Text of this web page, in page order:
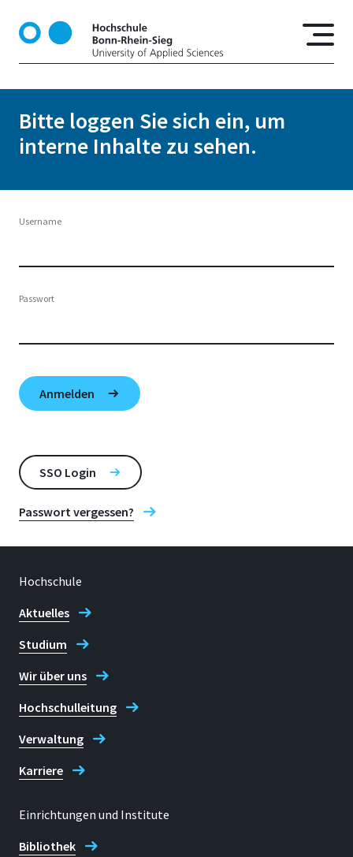
k
Bitte loggen Sie sich ein, um
interne Inhalte zu sehen.
Username
Passwort
SSO Login
Passwort vergessen?
Hochschule
Aktuelles
Studium
Wir über uns
Hochschulleitung
Verwaltung
Karriere
Einrichtungen und Institute
Bibliothek